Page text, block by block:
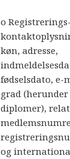
o
køn, adresse,
fødselsdato, e-
grad
diplomer),
og